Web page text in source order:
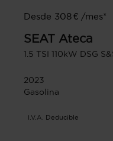
Desde 308 € /mes*
SEAT Ateca
1.5 TSI 110kW DSG
2023
Gasolina
I.V.A. Deducible